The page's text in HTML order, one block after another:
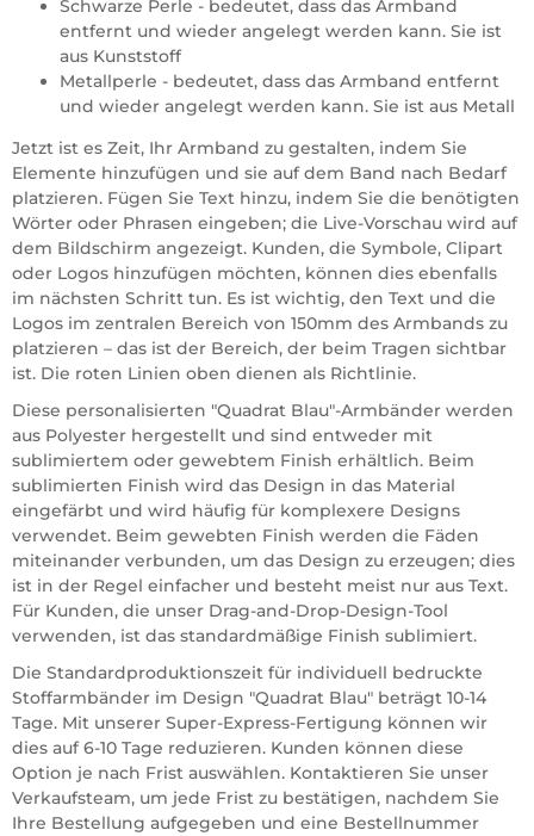
Schwarze Perle - bedeutet, dass das Armband
entfernt und wieder angelegt werden kann. Sie ist
aus Kunststoff
Metallperle - bedeutet, dass das Armband entfernt
und wieder angelegt werden kann. Sie ist aus Metall
Jetzt ist es Zeit, Ihr Armband zu gestalten, indem Sie
Elemente hinzufügen und sie auf dem Band nach Bedarf
platzieren. Fügen Sie Text hinzu, indem Sie die benötigten
Wörter oder Phrasen eingeben; die Live-Vorschau wird auf
dem Bildschirm angezeigt. Kunden, die Symbole, Clipart
oder Logos hinzufügen möchten, können dies ebenfalls
im nächsten Schritt tun. Es ist wichtig, den Text und die
Logos im zentralen Bereich von 150mm des Armbands zu
platzieren – das ist der Bereich, der beim Tragen sichtbar
ist. Die roten Linien oben dienen als Richtlinie.
Diese personalisierten "Quadrat Blau"-Armbänder werden
aus Polyester hergestellt und sind entweder mit
sublimiertem oder gewebtem Finish erhältlich. Beim
sublimierten Finish wird das Design in das Material
eingefärbt und wird häufig für komplexere Designs
verwendet. Beim gewebten Finish werden die Fäden
miteinander verbunden, um das Design zu erzeugen; dies
ist in der Regel einfacher und besteht meist nur aus Text.
Für Kunden, die unser Drag-and-Drop-Design-Tool
verwenden, ist das standardmäßige Finish sublimiert.
Die Standardproduktionszeit für individuell bedruckte
Stoffarmbänder im Design "Quadrat Blau" beträgt 10-14
Tage. Mit unserer Super-Express-Fertigung können wir
dies auf 6-10 Tage reduzieren. Kunden können diese
Option je nach Frist auswählen. Kontaktieren Sie unser
Verkaufsteam, um jede Frist zu bestätigen, nachdem Sie
Ihre Bestellung aufgegeben und eine Bestellnummer